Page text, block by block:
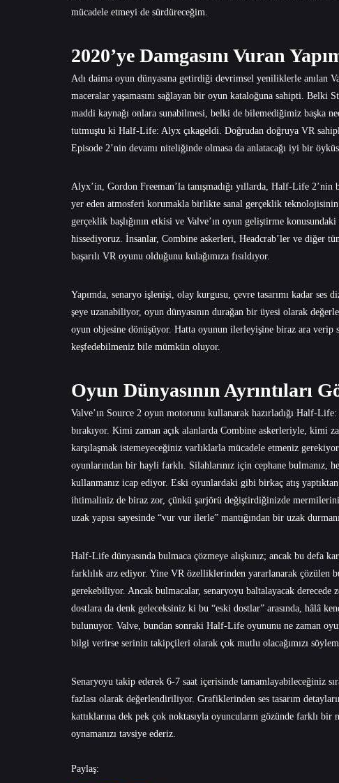
mücadele etmeyi de sürdüreceğim.
2020’ye Damgasını Vuran
Adı daima oyun dünyasına getirdiği devrimsel yeniliklerle anılan
maceralar yaşamasını sağlayan bir oyun kataloğuna sahipti. Belki
maddi kaynağı onlara sunabilmesi, belki de bilemediğimiz başka
tutmuştu ki Half-Life: Alyx çıkageldi. Doğrudan doğruya VR
Episode 2’nin devamı niteliğinde olmasa da anlatacağı iyi bir
Alyx’in, Gordon Freeman’la tanışmadığı yıllarda, Half-Life
yer eden atmosferi korumakla birlikte sanal gerçeklik teknolojisinin
gerçeklik başlığının etkisi ve Valve’ın oyun geliştirme
hissediyoruz. İnsanlar, Combine askerleri, Headcrab’ler ve diğer
başarılı VR oyunu olduğunu kulağımıza fısıldıyor.
Yapımda, senaryo işlenişi, olay kurgusu, çevre tasarımı kadar
şeye uzanabiliyor, oyun dünyasının durağan bir üyesi olarak
oyun objesine dönüşüyor. Hatta oyunun ilerleyişine biraz ara
keşfedebilmeniz bile mümkün oluyor.
Oyun Dünyasının Ayrıntıları
Valve’ın Source 2 oyun motorunu kullanarak hazırladığı Half-
bırakıyor. Kimi zaman açık alanlarda Combine askerleriyle, kimi
karşılaşmak istemeyeceğiniz varlıklarla mücadele etmeniz
oyunlarından bir hayli farklı. Silahlarınız için cephane
kullanmanız icap ediyor. Eski oyunlardaki gibi birkaç atış
ihtimaliniz de biraz zor, çünkü şarjörü değiştirdiğinizde
uzak yapısı sayesinde “vur vur ilerle” mantığından bir uzak
Half-Life dünyasında bulmaca çözmeye alışkınız; ancak bu defa
farklılık arz ediyor. Yine VR özelliklerinden yararlanarak çözülen
gerekebiliyor. Ancak bulmacalar, senaryoyu baltalayacak derecede
dostlara da denk geleceksiniz ki bu “eski dostlar” arasında, hâlâ
bulunuyor. Valve, bundan sonraki Half-Life oyununu ne zaman
bilgi verirse serinin takipçileri olarak çok mutlu olacağımızı
Senaryoyu takip ederek 6-7 saat içerisinde tamamlayabileceğiniz
fazlası olarak değerlendiriliyor. Grafiklerinden ses tasarım
kattıklarına dek pek çok noktasıyla oyuncuların gözünde farklı
oynamanızı tavsiye ederiz.
Paylaş: